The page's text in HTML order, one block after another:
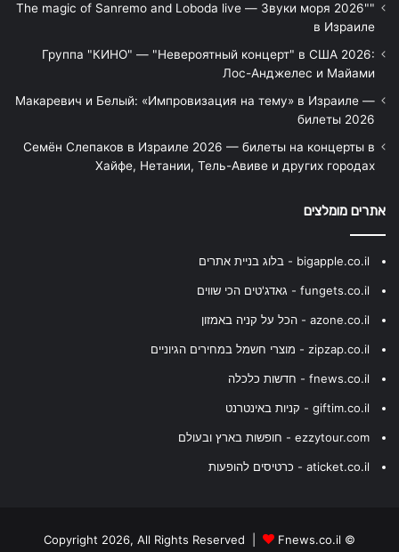
"The magic of Sanremo and Loboda live — Звуки моря 2026"
в Израиле
Группа "КИНО" — "Невероятный концерт" в США 2026:
Лос-Анджелес и Майами
Макаревич и Белый: «Импровизация на тему» в Израиле —
билеты 2026
Семён Слепаков в Израиле 2026 — билеты на концерты в
Хайфе, Нетании, Тель-Авиве и других городах
אתרים מומלצים
bigapple.co.il - בלוג בניית אתרים
fungets.co.il - גאדג'טים הכי שווים
azone.co.il - הכל על קניה באמזון
zipzap.co.il - מוצרי חשמל במחירים הגיוניים
fnews.co.il - חדשות כלכלה
giftim.co.il - קניות באינטרנט
ezzytour.com - חופשות בארץ ובעולם
aticket.co.il - כרטיסים להופעות
© Copyright 2026, All Rights Reserved |
Fnews.co.il